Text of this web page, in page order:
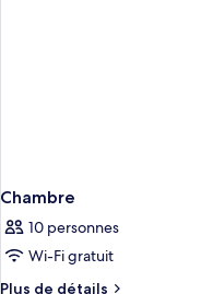
Chambre
10 personnes
Wi-Fi gratuit
Plus de détails
Plus